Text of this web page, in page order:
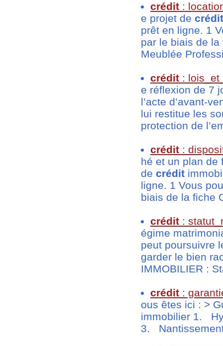
crédit :
e projet de crédit
prêt en ligne. 1
par le biais de
Meublée
crédit :
e réflexion de 7
l’acte d’avant-
lui restitue les
protection de
crédit :
hé et un plan de
de crédit
ligne. 1 Vous
biais de la fiche
crédit :
égime
peut poursuivre
garder le bien
IMMOBILIER :
crédit :
ous êtes ici : >
immobilier 1.
3.